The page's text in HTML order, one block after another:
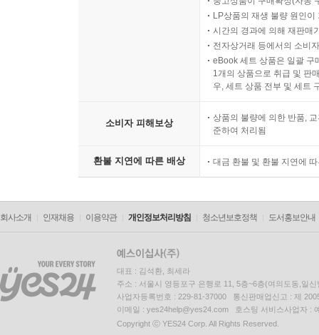
LP상품의 재생 불량 원인
시간의 경과에 의해 재판매
전자상거래 등에서의 소비
eBook 세트 상품은 일괄 구
1개의 상품으로 취급 및 판
우, 세트 상품 전부 및 세트
소비자 피해보상
상품의 불량에 의한 반품,
준하여 처리됨
환불 지연에 따른 배상 대금 환불 및 환불 지연에
회사소개 인재채용 이용약관 개인정보처리방침 청소년보호정책 도서홍보안내
대표 : 김석환, 최세라
주소 : 서울시 영등포구 은행로 11, 5층~6층(여의도동,일신
사업자등록번호 : 229-81-37000 통신판매업신고 : 제
이메일 : yes24help@yes24.com 호스팅 서비스사업자 :
Copyright ⓒ YES24 Corp. All Rights Reserved.